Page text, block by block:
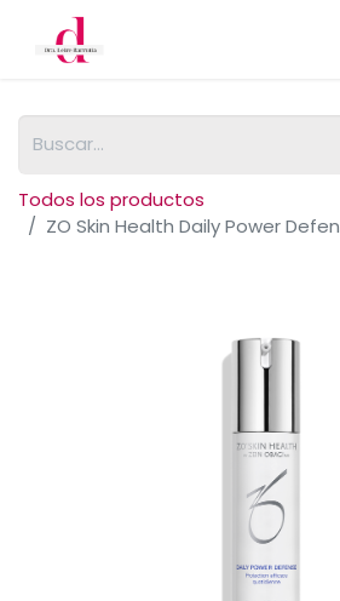
Todos los productos
ZO Skin Health Daily Power